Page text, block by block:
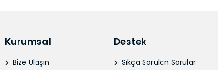
Kurumsal
Bize Ulaşın
Destek
Sıkça Sorulan Sorular